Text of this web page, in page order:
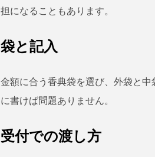
担になることもあります。
袋と記入
金額に合う香典袋を選び、外袋と
に書けば問題ありません。
受付での渡し方